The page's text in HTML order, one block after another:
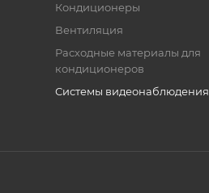
Кондиционеры
Вентиляция
Расходные материалы для
кондиционеров
Системы видеонаблюдения